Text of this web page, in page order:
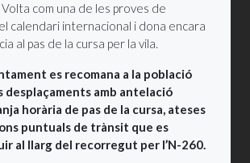
com una de les proves de
calendari internacional i dona encara
al pas de la cursa per la vila.
es recomana a la població
desplaçaments amb antelació
horària de pas de la cursa, ateses
puntuals de trànsit que es
al llarg del recorregut per l’N-260.